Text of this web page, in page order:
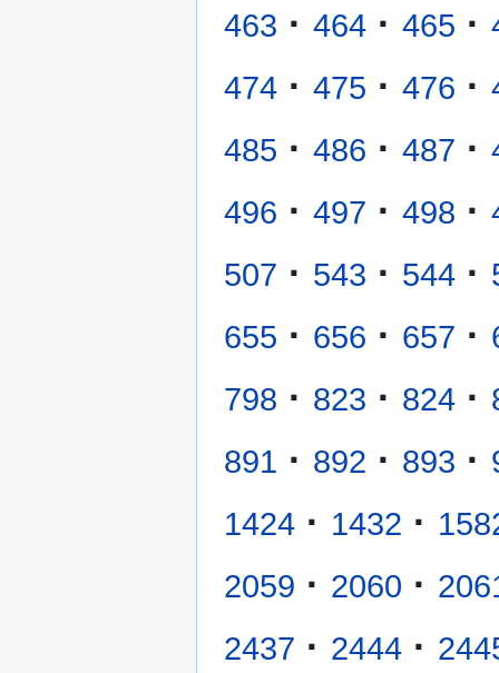
463 · 464 · 465 ·
474 · 475 · 476 ·
485 · 486 · 487 ·
496 · 497 · 498 ·
507 · 543 · 544 ·
655 · 656 · 657 ·
798 · 823 · 824 ·
891 · 892 · 893 ·
1424 · 1432 ·
2059 · 2060 ·
2437 · 2444 ·